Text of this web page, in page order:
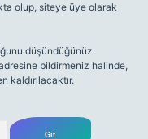
olup, siteye üye olarak
düşündüğünüz
bildirmeniz halinde,
kaldırılacaktır.